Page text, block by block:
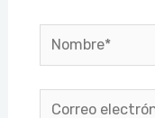
Nombre*
Correo